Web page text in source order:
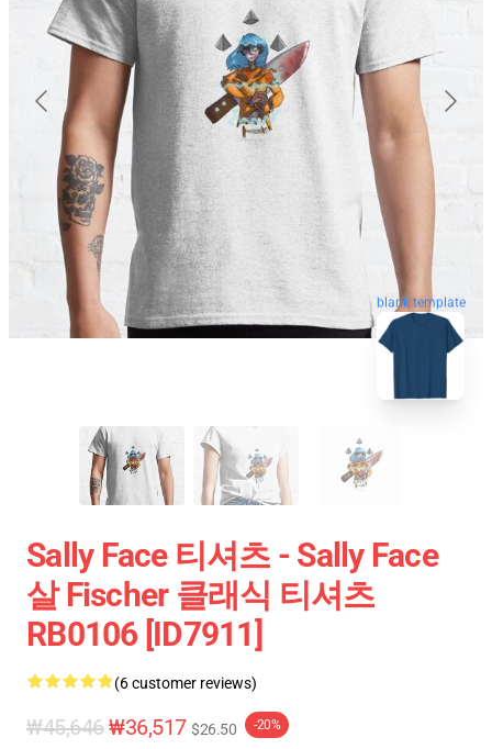
blank template
Sally Face 티셔츠 - Sally Face
살 Fischer 클래식 티셔츠
RB0106 [ID7911]
(6 customer reviews)
₩45,646₩36,517 $26.50 -20%